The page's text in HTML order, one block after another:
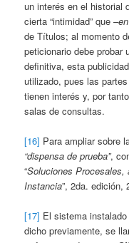
un interés en el historial
cierta “intimidad” que
de Títulos; al momento
peticionario debe probar
definitiva, esta publicidad
utilizado, pues las
tienen interés y, por
salas de consultas.
[16] Para ampliar sobre
“dispensa de prueba”,
“Soluciones Procesales,
Instancia”, 2da. edición,
[17] El sistema
dicho previamente, se